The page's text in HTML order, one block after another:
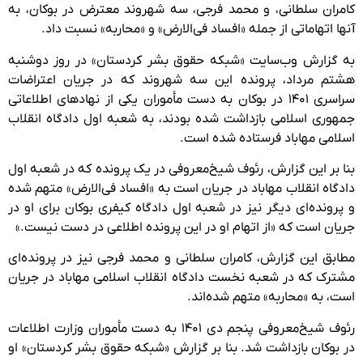
کامران سلطانی، و محمد فرجی، سه شهروند معترض در بوکان، به
آنها اتهاماتی از جمله «افساد فی‌الارض» و «محاربه» نسبت داد.
به گزارش وب‌سایت «شبکه حقوق بشر کردستان» در روز دوشنبه
هشتم مرداد، پرونده این سه شهروند که در جریان اعتراضات
سراسری ۱۴۰۱ در بوکان به دست مأموران یکی از نهادهای اطلاعاتی
جمهوری اسلامی بازداشت شده بودند، به شعبه اول دادگاه انقلاب
اسلامی مهاباد فرستاده شده است.
بنا بر این گزارش، رئوف شیخ‌معروفی در یک پرونده که در شعبه اول
دادگاه انقلاب مهاباد در جریان است به «افساد فی‌الارض» متهم شده
و پرونده‌ای دیگر نیز در شعبه اول دادگاه کیفری بوکان برای او در
جریان است که «از اتهام او در این پرونده اطلاعی در دست نیست.»
مطابق این گزارش، کامران سلطانی و محمد فرجی نیز در پرونده‌ای
مشترک که در شعبه نخست دادگاه انقلاب اسلامی مهاباد در جریان
است، به «محاربه» متهم شده‌اند.
رئوف شیخ‌معروفی پنجم دی ۱۴۰۱ به دست مأموران وزارت اطلاعات
در بوکان بازداشت شد. بنا بر گزارش «شبکه حقوق بشر کردستان» او